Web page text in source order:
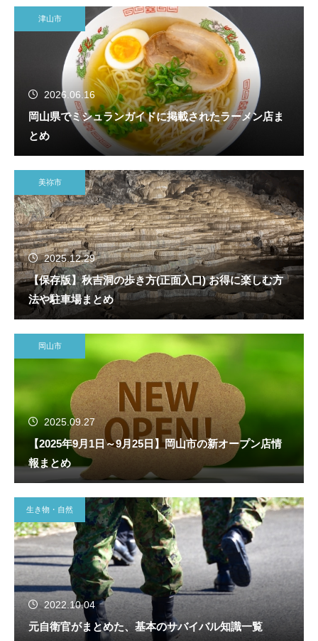
津山市
2026.06.16
岡山県でミシュランガイドに掲載されたラーメン店ま
とめ
美祢市
2025.12.29
【保存版】秋吉洞の歩き方(正面入口) お得に楽しむ方
法や駐車場まとめ
岡山市
2025.09.27
【2025年9月1日～9月25日】岡山市の新オープン店情
報まとめ
生き物・自然
2022.10.04
元自衛官がまとめた、基本のサバイバル知識一覧